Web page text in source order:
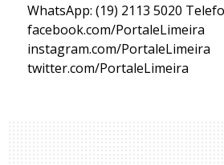
WhatsApp: (19) 2113 5020
facebook.com/PortaleLimeira
instagram.com/PortaleLimeira
twitter.com/PortaleLimeira